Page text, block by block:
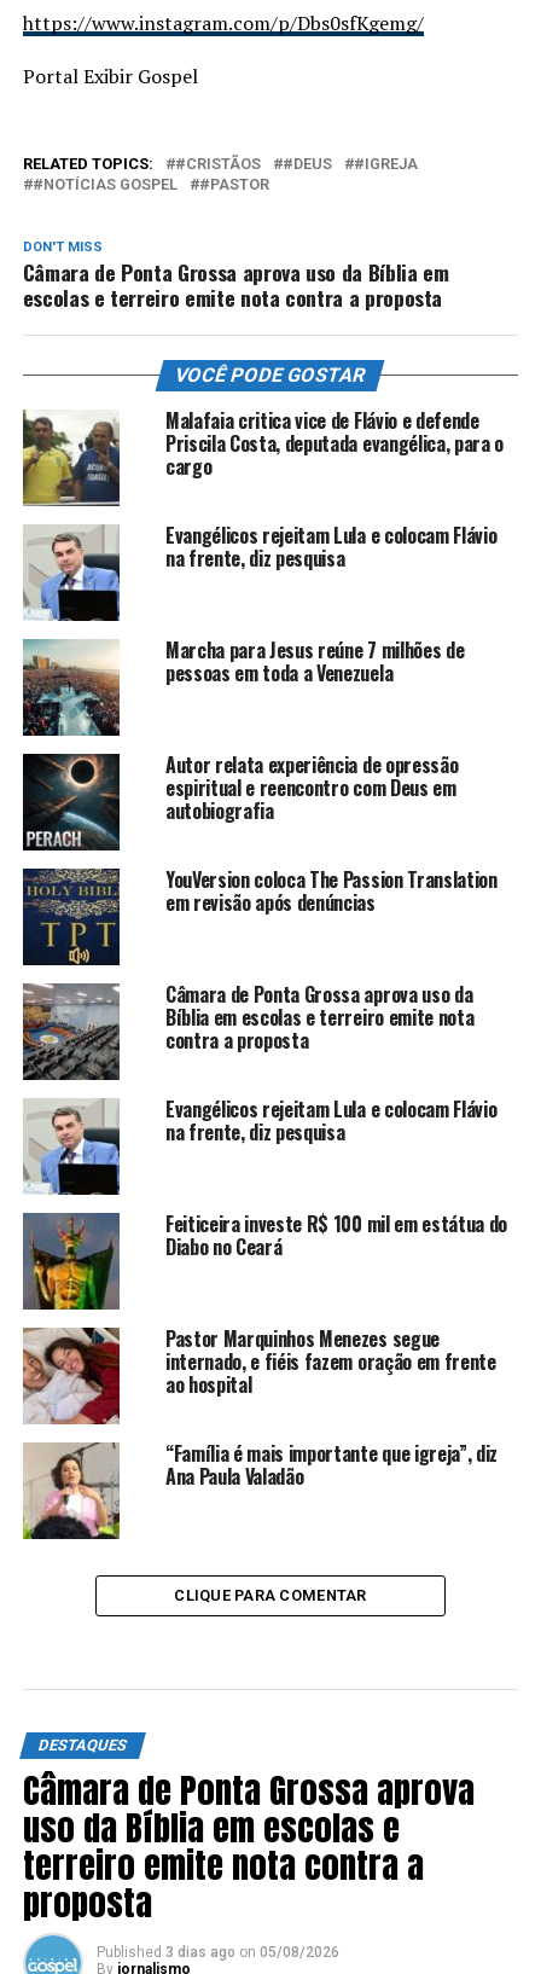
https://www.instagram.com/p/Dbs0sfKgemg/
Portal Exibir Gospel
RELATED TOPICS: #CRISTÃOS #DEUS
#IGREJA
#NOTÍCIAS GOSPEL
#PASTOR
DON'T MISS
Câmara de Ponta Grossa aprova uso da Bíblia em
escolas e terreiro emite nota contra a proposta
VOCÊ PODE GOSTAR
Malafaia critica vice de Flávio e defende
Priscila Costa, deputada evangélica, para o
cargo
Evangélicos rejeitam Lula e colocam Flávio
na frente, diz pesquisa
Marcha para Jesus reúne 7 milhões de
pessoas em toda a Venezuela
Autor relata experiência de opressão
espiritual e reencontro com Deus em
autobiografia
YouVersion coloca The Passion Translation
em revisão após denúncias
Câmara de Ponta Grossa aprova uso da
Bíblia em escolas e terreiro emite nota
contra a proposta
Evangélicos rejeitam Lula e colocam Flávio
na frente, diz pesquisa
Feiticeira investe R$ 100 mil em estátua do
Diabo no Ceará
Pastor Marquinhos Menezes segue
internado, e fiéis fazem oração em frente
ao hospital
“Família é mais importante que igreja”, diz
Ana Paula Valadão
CLIQUE PARA COMENTAR
DESTAQUES
Câmara de Ponta Grossa aprova
uso da Bíblia em escolas e
terreiro emite nota contra a
proposta
Published 3 dias ago on 05/08/2026
By jornalismo